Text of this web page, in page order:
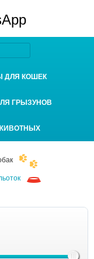
ДЛЯ КОШЕК
ГРЫЗУНОВ